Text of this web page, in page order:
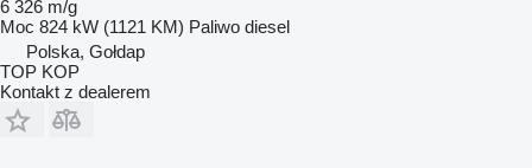
6 326 m/g
Moc 824 kW (1121 KM) Paliwo diesel
Polska, Gołdap
TOP KOP
Kontakt z dealerem